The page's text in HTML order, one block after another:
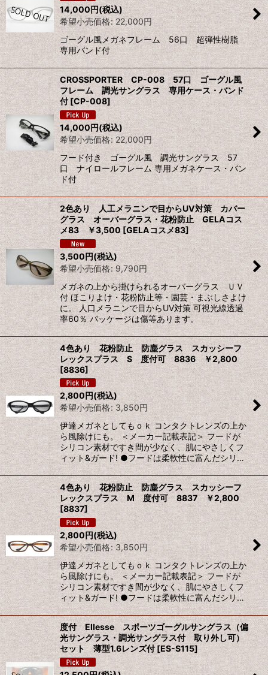
14,000円(税込)
希望小売価格: 22,000円
ゴーグル風メガネフレーム 56口 超弾性樹脂
専用バンド付
CROSSPORTER CP-008 57口 ゴーグル風
フレーム 調光サングラス 専用ケース・バンド
付 [CP-008]
14,000円(税込)
希望小売価格: 22,000円
フード付き ゴーグル風 調光サングラス 57
口 ナイロールフレーム 専用メガネケース・バン
ド付
2色あり 人工メラニンで目からUV対策 カバー
グラス オーバーグラス・花粉防止 GELAコス
メ83 ￥3,500 [GELAコスメ83]
3,500円(税込)
希望小売価格: 9,790円
メガネの上から掛けられるオーバーグラス ＵＶ
付 ほこりよけ・花粉防止等・園芸・まぶしさよけ
に。 人口メラニンで目からUV対策 可視光線透過
率60％ パッケージは傷等あります。
4色あり 花粉防止 防塵グラス スカッシーフ
レックスプラス S 度付可 8836 ￥2,800
[8836]
2,800円(税込)
希望小売価格: 3,850円
伊達メガネとしてもｏｋ コンタクトレンズの上か
ら風除けにも。 ＜メーカー記載表記＞ フードが
シリコン素材ですき間が少なく、肌にやさしくフ
ィット&ガード! ●フードは柔軟性に富んだシリ…
4色あり 花粉防止 防塵グラス スカッシーフ
レックスプラス M 度付可 8837 ￥2,800
[8837]
2,800円(税込)
希望小売価格: 3,850円
伊達メガネとしてもｏｋ コンタクトレンズの上か
ら風除けにも。 ＜メーカー記載表記＞ フードが
シリコン素材ですき間が少なく、肌にやさしくフ
ィット&ガード! ●フードは柔軟性に富んだシリ…
度付 Ellesse スポーツゴーグルサングラス（偏
光サングラス・調光サングラス付 取り外し可）
セット 薄型1.6レンズ付 [ES-S115]